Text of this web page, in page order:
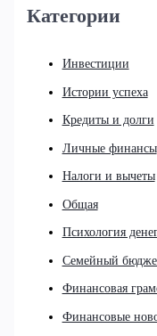
Категории
Инвестиции
Истории успеха
Кредиты и долги
Личные финансы
Налоги и вычеты
Общая
Психология
Семейный
Финансовая
Финансовые